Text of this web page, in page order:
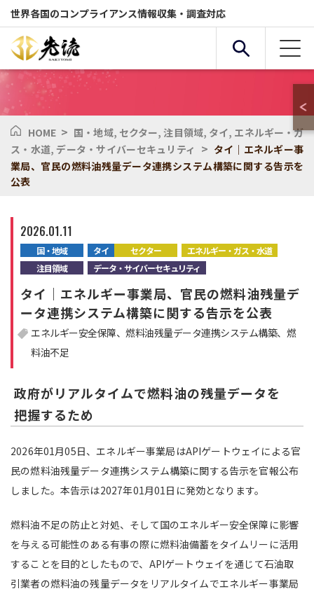
世界各国のコンプライアンス情報収集・調査対応
複合条件検索
サービス
全般
化学物質 環境
注目領域 新領域
HOME > 国・地域, セクター,注目領域, タイ, エネルギー・ガ
ス・水道, データ・サイバーセキュリティ > タイ｜エネルギー事
業局、官民の燃料油残量データ連携システム構築に関する告示を
公表
2026.01.11
国・地域 タイ セクター
エネルギー・ガス・水道
注目領域
データ・サイバーセキュリティ
タイ｜エネルギー事業局、官民の燃料油残量デ
ータ連携システム構築に関する告示を公表
エネルギー安全保障 燃料油残量データ連携システム構築
燃
料油不足
政府がリアルタイムで燃料油の残量データを
把握するため
2026年01月05日、エネルギー事業局はAPIゲートウェイによる官
民の燃料油残量データ連携システム構築に関する告示を官報公布
しました。本告示は2027年01月01日に発効となります。
燃料油不足の防止と対処、そして国のエネルギー安全保障に影響
を与える可能性のある有事の際に燃料油備蓄をタイムリーに活用
することを目的としたもので、APIゲートウェイを通じて石油取
引業者の燃料油の残量データをリアルタイムでエネルギー事業局